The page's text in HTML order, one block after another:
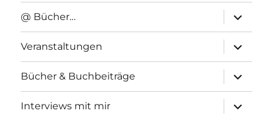
@ Bücher…
anzeigen
Veranstaltungen
anzeigen
Bücher & Buchbeiträge
anzeigen
Interviews mit mir
anzeigen